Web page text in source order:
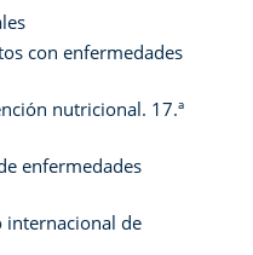
con enfermedades
nutricional. 17.ª
enfermedades
internacional de